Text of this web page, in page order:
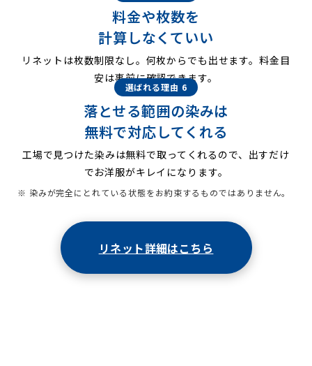
料金や枚数を
計算しなくていい
リネットは枚数制限なし。何枚からでも出せます。料金目
安は事前に確認できます。
選ばれる理由 6
落とせる範囲の染みは
無料で対応してくれる
工場で見つけた染みは無料で取ってくれるので、出すだけ
でお洋服がキレイになります。
※ 染みが完全にとれている状態をお約束するものではありません。
リネット詳細はこちら